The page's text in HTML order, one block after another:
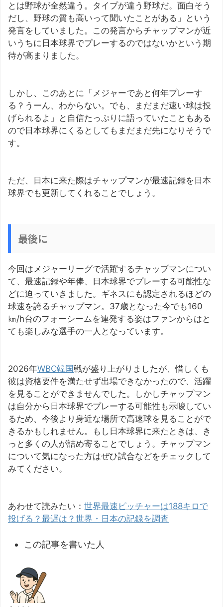
とは野球が全然違う。タイプが違う野球だ。面白そう
だし、野球の質も高いって聞いたことがある」という
発言をしていました。この発言からチャップマンが近
いうちに日本球界でプレーするのではないかという期
待が高まりました。
しかし、このあとに「メジャーであと何年プレーす
る？うーん、わからない。でも、まだまだ速い球は投
げられるよ」と自信たっぷりに語っていたこともある
ので日本球界にくるとしてもまだまだ先になりそうで
す。
ただ、日本に来た際はチャップマンが最速記録を日本
球界でも更新してくれることでしょう。
最後に
今回はメジャーリーグで活躍するチャップマンについ
て、最速記録や年俸、日本球界でプレーする可能性な
どに迫っていきました。ギネスにも認定されるほどの
球速を誇るチャップマン。37歳となった今でも160
㎞/h台のフォーシームを連発する姿はファンからはと
ても楽しみな選手の一人となっています。
2026年WBC韓国戦が盛り上がりましたが、惜しくも
彼は資格要件を満たせず出場できなかったので、活躍
を見ることができませんでした。しかしチャップマン
は自分から日本球界でプレーする可能性も示唆してい
るため、今後より身近な場所で高速球を見ることがで
きるかもしれません。もし日本球界に来たときは、き
っと多くの人が詰め寄ることでしょう。チャップマン
について気になった方はぜひ試合などをチェックして
みてください。
あわせて読みたい： 世界最速ピッチャーは188キロで
投げる？最遅は？世界・日本の記録を調査
この記事を書いた人